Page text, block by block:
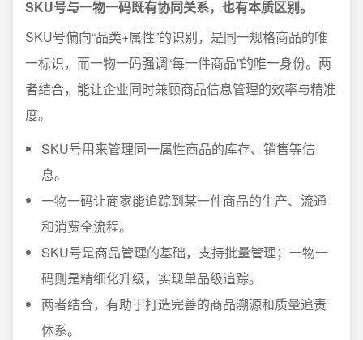
SKU号与一物一码既有协同关系，也有本质区别。
SKU号偏向“品类+属性”的识别，是同一规格商品的唯
一标识，而一物一码强调“每一件商品”的唯一身份。两
者结合，能让企业同时兼顾商品信息管理的效率与精准
度。
SKU号用来管理同一属性商品的库存、销售等信
息。
一物一码让商家能追踪到某一件商品的生产、流通
和消费全流程。
SKU号是商品管理的基础，支持批量管理；一物一
码则是精细化升级，实现单品级追踪。
两者结合，有助于打造完善的商品溯源和质量追责
体系。